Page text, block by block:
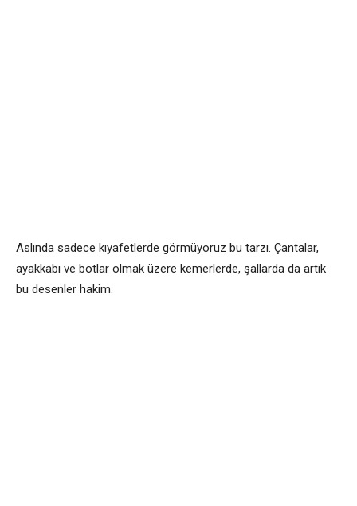
Aslında sadece kıyafetlerde görmüyoruz bu tarzı. Çantalar,
ayakkabı ve botlar olmak üzere kemerlerde, şallarda da artık
bu desenler hakim.